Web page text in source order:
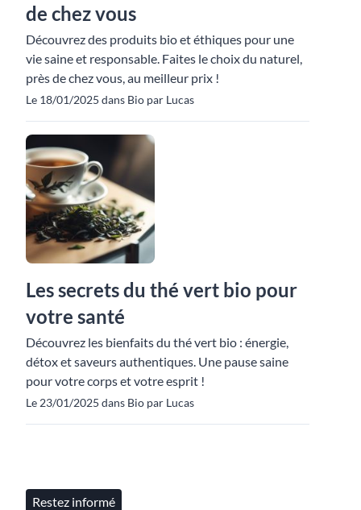
de chez vous
Découvrez des produits bio et éthiques pour une
vie saine et responsable. Faites le choix du naturel,
près de chez vous, au meilleur prix !
Le 18/01/2025 dans Bio par Lucas
Les secrets du thé vert bio pour
votre santé
Découvrez les bienfaits du thé vert bio : énergie,
détox et saveurs authentiques. Une pause saine
pour votre corps et votre esprit !
Le 23/01/2025 dans Bio par Lucas
Restez informé